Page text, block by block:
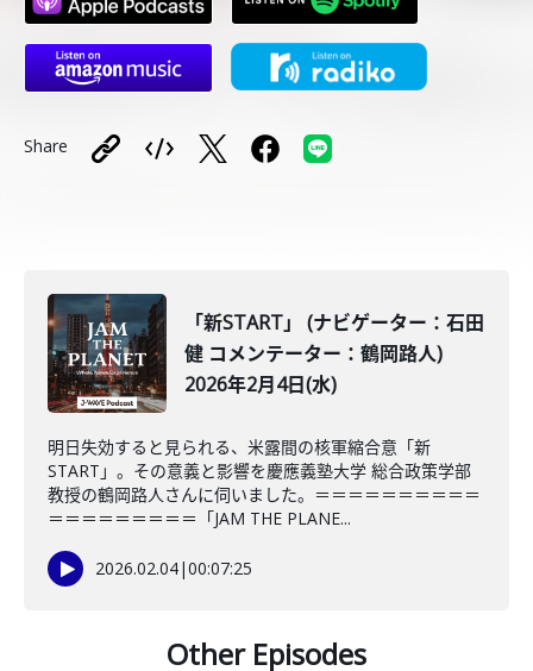
Share
「新START」 (ナビゲーター：石田
健 コメンテーター：鶴岡路人)
2026年2月4日(水)
明日失効すると見られる、米露間の核軍縮合意「新
START」。その意義と影響を慶應義塾大学 総合政策学部
教授の鶴岡路人さんに伺いました。＝＝＝＝＝＝＝＝＝＝
＝＝＝＝＝＝＝＝＝「JAM THE PLANE...
2026.02.04|00:07:25
Other Episodes